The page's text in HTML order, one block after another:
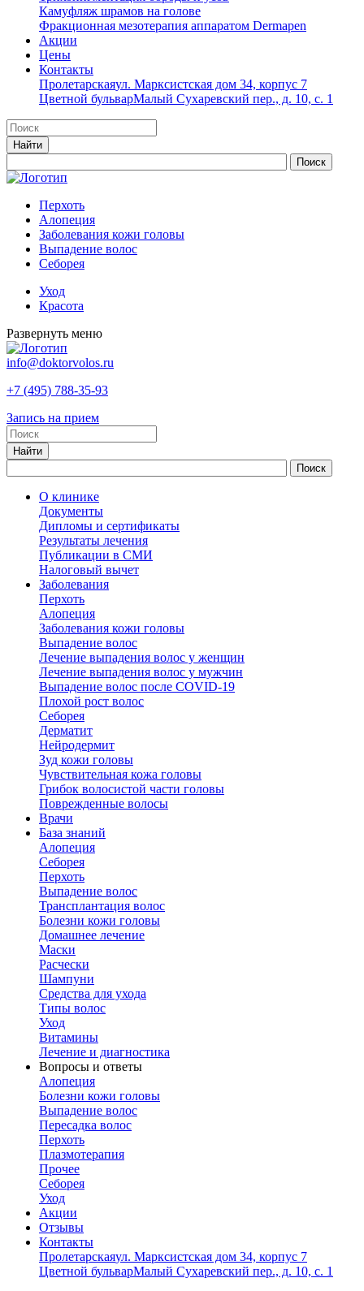
Камуфляж шрамов на голове
Фракционная мезотерапия аппаратом Dermapen
Акции
Цены
Контакты
Пролетарскаяул. Марксистская дом 34, корпус 7
Цветной бульварМалый Сухаревский пер., д. 10, с. 1
Перхоть
Алопеция
Заболевания кожи головы
Выпадение волос
Cеборея
Уход
Красота
Развернуть меню
info@doktorvolos.ru
+7 (495) 788-35-93
Запись на прием
О клинике
Документы
Дипломы и сертификаты
Результаты лечения
Публикации в СМИ
Налоговый вычет
Заболевания
Перхоть
Алопеция
Заболевания кожи головы
Выпадение волос
Лечение выпадения волос у женщин
Лечение выпадения волос у мужчин
Выпадение волос после COVID-19
Плохой рост волос
Cеборея
Дерматит
Нейродермит
Зуд кожи головы
Чувствительная кожа головы
Грибок волосистой части головы
Поврежденные волосы
Врачи
База знаний
Алопеция
Себорея
Перхоть
Выпадение волос
Трансплантация волос
Болезни кожи головы
Домашнее лечение
Маски
Расчески
Шампуни
Средства для ухода
Типы волос
Уход
Витамины
Лечение и диагностика
Вопросы и ответы
Алопеция
Болезни кожи головы
Выпадение волос
Пересадка волос
Перхоть
Плазмотерапия
Прочее
Себорея
Уход
Акции
Отзывы
Контакты
Пролетарскаяул. Марксистская дом 34, корпус 7
Цветной бульварМалый Сухаревский пер., д. 10, с. 1